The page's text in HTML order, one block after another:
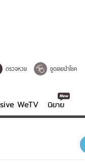
ตรวจหวย ขูดเลขนำโชค
WeTV นิยาย
บรส